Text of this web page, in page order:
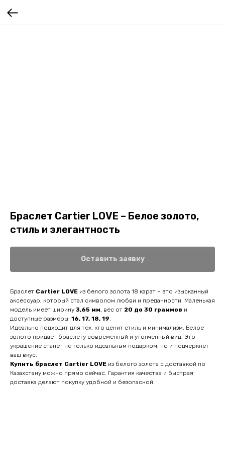
Браслет Cartier LOVE – Белое золото,
стиль и элегантность
Оставить заявку
Браслет Cartier LOVE из белого золота 18 карат – это изысканный
аксессуар, который стал символом любви и преданности. Маленькая
модель имеет ширину 3,65 мм, вес от 20 до 30 граммов и
доступные размеры: 16, 17, 18, 19.
Идеально подходит для тех, кто ценит стиль и минимализм. Белое
золото придает браслету современный и утонченный вид. Это
украшение станет не только идеальным подарком, но и подчеркнет
ваш вкус.
Купить браслет Cartier LOVE из белого золота с доставкой по
Казахстану можно прямо сейчас. Гарантия качества и быстрая
доставка делают покупку удобной и безопасной.